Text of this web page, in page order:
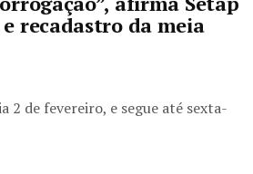
recadastro da meia
2 de fevereiro, e segue até sexta-